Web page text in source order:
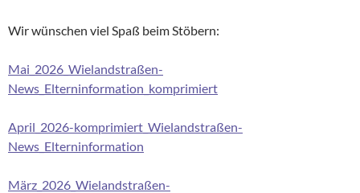
Wir wünschen viel Spaß beim Stöbern:
Mai_2026_Wielandstraßen-
News_Elterninformation_komprimiert
April_2026-komprimiert_Wielandstraßen-
News_Elterninformation
März_2026_Wielandstraßen-